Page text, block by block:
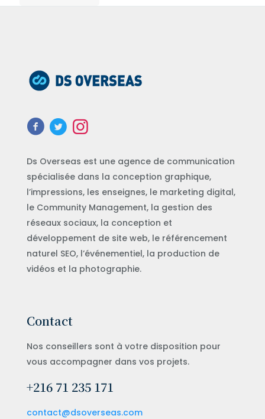
Ds Overseas est une agence de communication
spécialisée dans la conception graphique,
l’impressions, les enseignes, le marketing digital,
le Community Management, la gestion des
réseaux sociaux, la conception et
développement de site web, le référencement
naturel SEO, l’événementiel, la production de
vidéos et la photographie.
Contact
Nos conseillers sont à votre disposition pour
vous accompagner dans vos projets.
+216 71 235 171
contact@dsoverseas.com